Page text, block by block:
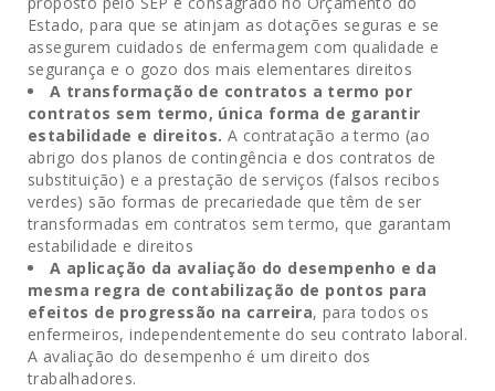
Estado, para que se atinjam as dotações seguras e se
assegurem cuidados de enfermagem com qualidade e
segurança e o gozo dos mais elementares direitos
A transformação de contratos a termo por
contratos sem termo, única forma de garantir
estabilidade e direitos. A contratação a termo (ao
abrigo dos planos de contingência e dos contratos de
substituição) e a prestação de serviços (falsos recibos
verdes) são formas de precariedade que têm de ser
transformadas em contratos sem termo, que garantam
estabilidade e direitos
A aplicação da avaliação do desempenho e da
mesma regra de contabilização de pontos para
efeitos de progressão na carreira, para todos os
enfermeiros, independentemente do seu contrato laboral.
A avaliação do desempenho é um direito dos
trabalhadores.